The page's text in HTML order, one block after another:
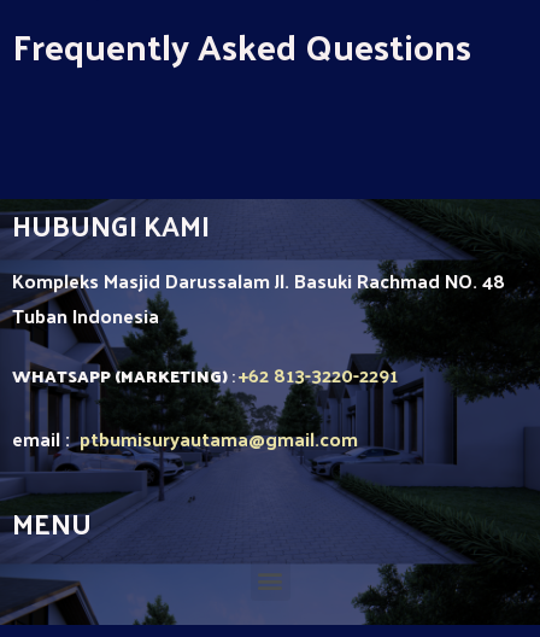
Frequently Asked Questions
HUBUNGI KAMI
Kompleks Masjid Darussalam Jl. Basuki Rachmad NO. 48
TubanIndonesia
WHATSAPP (MARKETING):+62 813-3220-2291
email :ptbumisuryautama@gmail.com
MENU